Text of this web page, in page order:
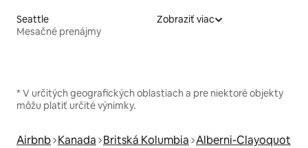
Seattle
Mesačné prenájmy
Zobraziť viac
* V určitých geografických oblastiach a pre niektoré objekty
môžu platiť určité výnimky.
Airbnb Kanada Britská Kolumbia Alberni-Clayoquot